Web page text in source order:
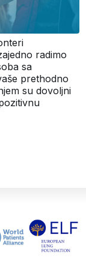
radimo
sa
prethodno
su dovoljni